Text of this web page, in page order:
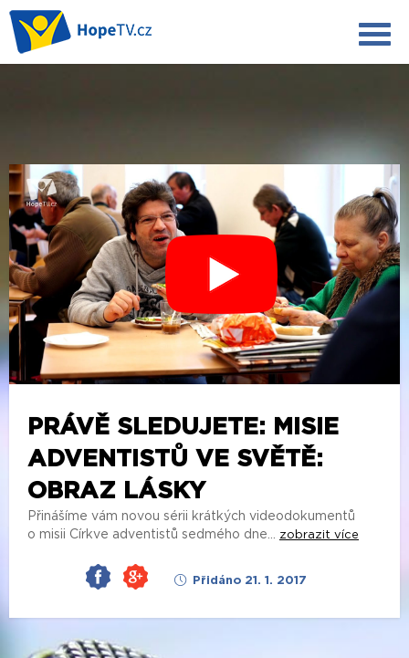
PRÁVĚ SLEDUJETE: MISIE
ADVENTISTŮ VE SVĚTĚ:
OBRAZ LÁSKY
Přinášíme vám novou sérii krátkých videodokumentů
o misii Církve adventistů sedmého dne...
zobrazit více
Přidáno 21. 1. 2017